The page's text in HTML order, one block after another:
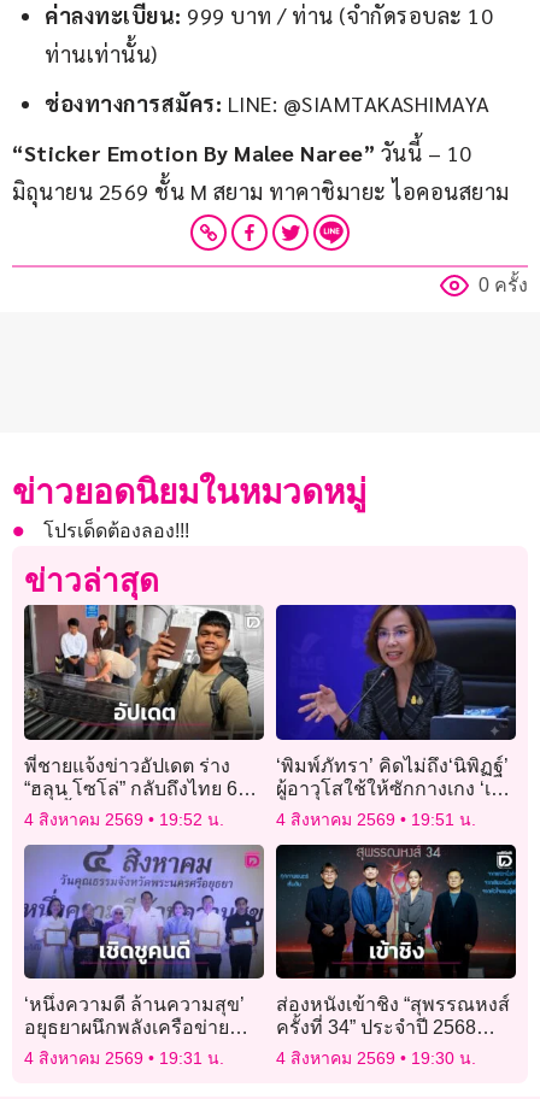
ค่าลงทะเบียน: 999 บาท / ท่าน (จำกัดรอบละ 10
ท่านเท่านั้น)
ช่องทางการสมัคร: LINE: @SIAMTAKASHIMAYA
“Sticker Emotion By Malee Naree” วันนี้ – 10
มิถุนายน 2569 ชั้น M สยาม ทาคาชิมายะ ไอคอนสยาม
0 ครั้ง
ข่าวยอดนิยมในหมวดหมู่
โปรเด็ดต้องลอง!!!
ข่าวล่าสุด
พี่ชายแจ้งข่าวอัปเดต ร่าง
“ฮลุน โซโล่” กลับถึงไทย 6
ส.ค.นี้ สถานทูตเร่งจอร์เจียส่ง
4 สิงหาคม 2569 19:52 น.
‘พิมพ์ภัทรา’ คิดไม่ถึง‘นิพิฏฐ์’
ผู้อาวุโสใช้ให้ซักกางเกง ‘เน
วิน’
4 สิงหาคม 2569 19:51 น.
‘หนึ่งความดี ล้านความสุข’
อยุธยาผนึกพลังเครือข่าย
คุณธรรม เชิดชูคนดี จุด
4 สิงหาคม 2569 19:31 น.
ส่องหนังเข้าชิง “สุพรรณหงส์
ครั้งที่ 34” ประจำปี 2568
หนังหลากหลายแนว-นัก
4 สิงหาคม 2569 19:30 น.